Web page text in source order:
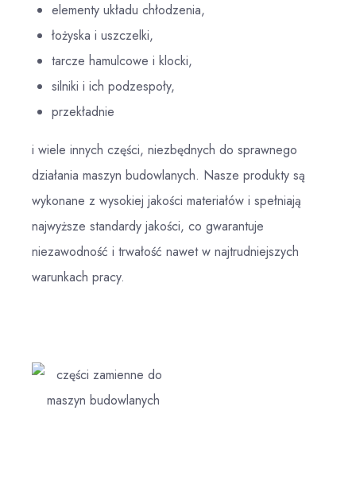
elementy układu chłodzenia,
łożyska i uszczelki,
tarcze hamulcowe i klocki,
silniki i ich podzespoły,
przekładnie
i wiele innych części, niezbędnych do sprawnego
działania maszyn budowlanych. Nasze produkty są
wykonane z wysokiej jakości materiałów i spełniają
najwyższe standardy jakości, co gwarantuje
niezawodność i trwałość nawet w najtrudniejszych
warunkach pracy.